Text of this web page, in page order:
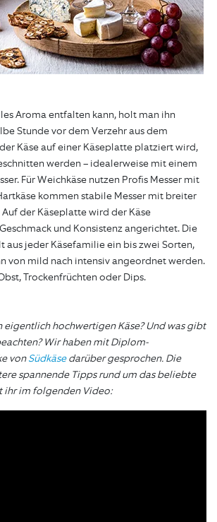
Aroma entfalten kann, holt man ihn
Stunde vor dem Verzehr aus dem
Käse auf einer Käseplatte platziert wird,
werden – idealerweise mit einem
Für Weichkäse nutzen Profis Messer mit
kommen stabile Messer mit breiter
der Käseplatte wird der Käse
und Konsistenz angerichtet. Die
aus jeder Käsefamilie ein bis zwei Sorten,
von mild nach intensiv angeordnet werden.
Trockenfrüchten oder Dips.
eigentlich hochwertigen Käse? Und was gibt
Wir haben mit Diplom-
vonSüdkäsedarüber gesprochen. Die
spannende Tipps rund um das beliebte
ihr im folgenden Video: